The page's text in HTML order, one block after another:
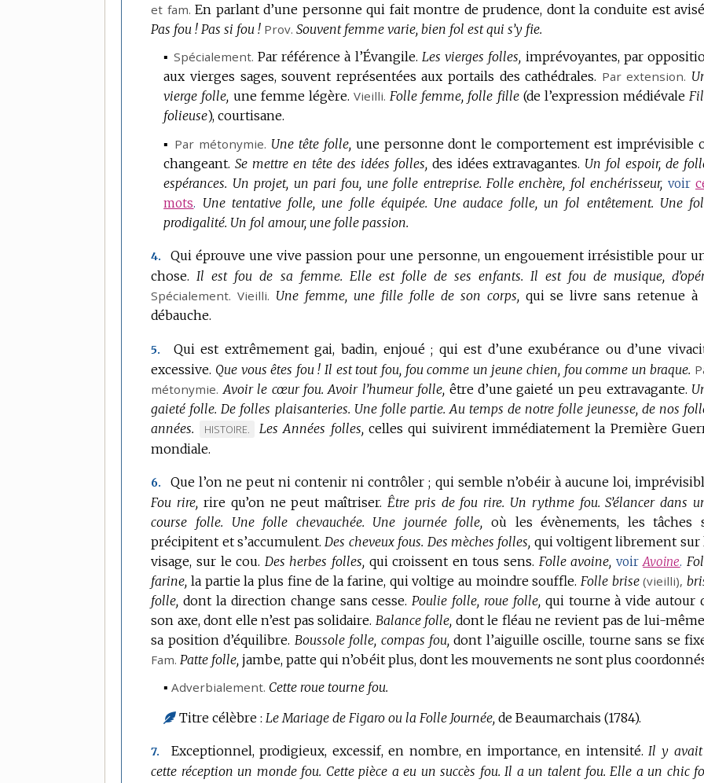
et fam. En parlant d’une personne qui fait montre de prudence, dont la conduite est
Pas fou ! Pas si fou ! Prov. Souvent femme varie, bien fol est qui s’y fie.
▪ Spécialement. Par référence à l’Évangile. Les vierges folles, imprévoyantes, par
aux vierges sages, souvent représentées aux portails des cathédrales. Par extension.
vierge folle, une femme légère. Vieilli. Folle femme, folle fille(de l’expression médiévale
folieuse), courtisane.
▪ Par métonymie. Une tête folle, une personne dont le comportement est imprévisible
changeant. Se mettre en tête des idées folles, des idées extravagantes. Un fol espoir, de
espérances. Un projet, un pari fou, une folle entreprise. Folle enchère, fol enchérisseur, voir
mots. Une tentative folle, une folle équipée. Une audace folle, un fol entêtement. Une
prodigalité. Un fol amour, une folle passion.
4.
Qui éprouve une vive passion pour une personne, un engouement irrésistible pour
chose. Il est fou de sa femme. Elle est folle de ses enfants. Il est fou de musique,
Spécialement. Vieilli. Une femme, une fille folle de son corps, qui se livre sans retenue à
débauche.
5.
Qui est extrêmement gai, badin, enjoué ; qui est d’une exubérance ou d’une
excessive. Que vous êtes fou ! Il est tout fou, fou comme un jeune chien, fou comme un braque.
métonymie. Avoir le cœur fou. Avoir l’humeur folle, être d’une gaieté un peu extravagante.
gaieté folle. De folles plaisanteries. Une folle partie. Au temps de notre folle jeunesse, de nos
années.
MARQUE
DE
:
HISTOIRE. Les Années folles, celles qui suivirent immédiatement la Première
mondiale.
6.
Que l’on ne peut ni contenir ni contrôler ; qui semble n’obéir à aucune loi,
Fou rire, rire qu’on ne peut maîtriser. Être pris de fou rire. Un rythme fou. S’élancer dans
course folle.
Une folle chevauchée. Une journée folle,
où les évènements, les tâches
précipitent et s’accumulent. Des cheveux fous. Des mèches folles, qui voltigent librement sur
visage, sur le cou. Des herbes folles, qui croissent en tous sens. Folle avoine, voirAvoine.
farine, la partie la plus fine de la farine, qui voltige au moindre souffle. Folle brise (vieilli),
folle, dont la direction change sans cesse. Poulie folle, roue folle, qui tourne à vide autour
son axe, dont elle n’est pas solidaire. Balance folle, dont le fléau ne revient pas de lui-
sa position d’équilibre. Boussole folle, compas fou, dont l’aiguille oscille, tourne sans se
Fam. Patte folle, jambe, patte qui n’obéit plus, dont les mouvements ne sont plus
▪Adverbialement. Cette roue tourne fou.
Titre célèbre : Le Mariage de Figaro ou la Folle Journée, de Beaumarchais (1784).
7. Exceptionnel, prodigieux, excessif, en nombre, en importance, en intensité. Il y
cette réception un monde fou. Cette pièce a eu un succès fou. Il a un talent fou. Elle a un chic